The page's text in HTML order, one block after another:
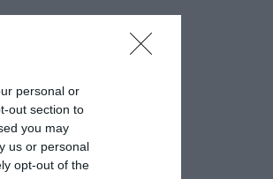
personal or
out section to
you may
us or personal
opt-out of the